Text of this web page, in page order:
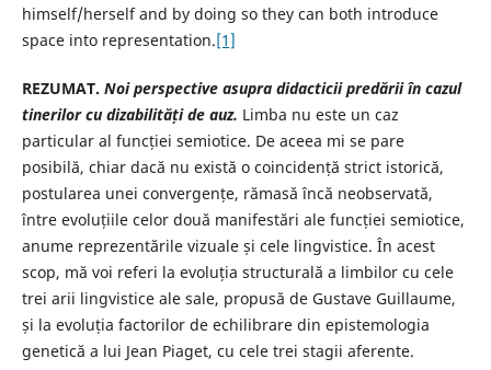
himself/herself and by doing so they can both introduce
space into representation.[1]
REZUMAT. Noi perspective asupra didacticii predării în cazul
tinerilor cu dizabilități de auz. Limba nu este un caz
particular al funcției semiotice. De aceea mi se pare
posibilă, chiar dacă nu există o coincidență strict istorică,
postularea unei convergențe, rămasă încă neobservată,
între evoluțiile celor două manifestări ale funcției semiotice,
anume reprezentările vizuale și cele lingvistice. În acest
scop, mă voi referi la evoluția structurală a limbilor cu cele
trei arii lingvistice ale sale, propusă de Gustave Guillaume,
și la evoluția factorilor de echilibrare din epistemologia
genetică a lui Jean Piaget, cu cele trei stagii aferente.